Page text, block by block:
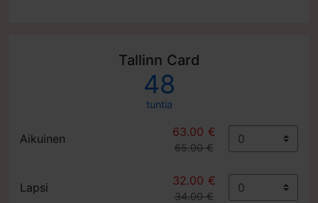
Tallinn Card
48
tuntia
Aikuinen
63.00 €
65.00 €
Lapsi
32.00 €
34.00 €